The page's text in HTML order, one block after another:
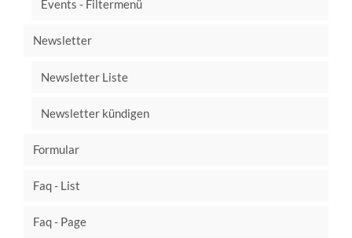
Events - Filtermenü
Newsletter
Newsletter Liste
Newsletter kündigen
Formular
Faq - List
Faq - Page